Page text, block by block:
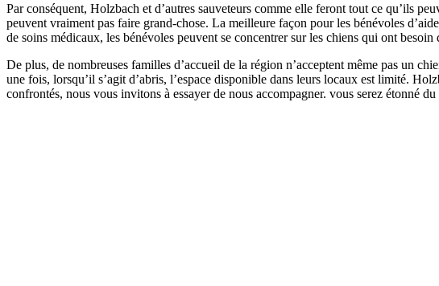
Par conséquent, Holzbach et d’autres sauveteurs comme elle feront tout ce qu’ils
peuvent vraiment pas faire grand-chose. La meilleure façon pour les bénévoles
de soins médicaux, les bénévoles peuvent se concentrer sur les chiens qui ont besoin
De plus, de nombreuses familles d’accueil de la région n’acceptent même pas un
une fois, lorsqu’il s’agit d’abris, l’espace disponible dans leurs locaux est limité.
confrontés, nous vous invitons à essayer de nous accompagner. vous serez étonné